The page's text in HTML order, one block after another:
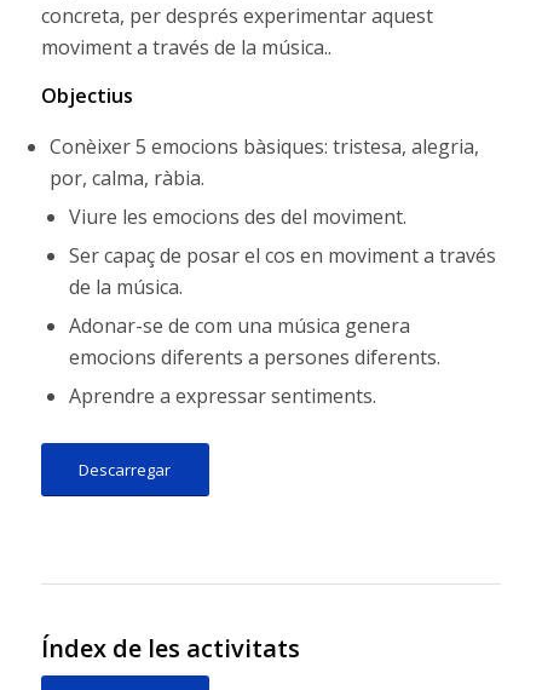
concreta, per després experimentar aquest
moviment a través de la música..
Objectius
Conèixer 5 emocions bàsiques: tristesa, alegria,
por, calma, ràbia.
Viure les emocions des del moviment.
Ser capaç de posar el cos en moviment a través
de la música.
Adonar-se de com una música genera
emocions diferents a persones diferents.
Aprendre a expressar sentiments.
Descarregar
Índex de les activitats